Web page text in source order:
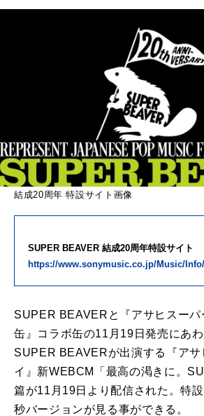
結成20周年 特設サイト画像
SUPER BEAVER 結成20周年特設サイト
https://www.sonymusic.co.jp/Music/
SUPER BEAVERと『アサヒスーパ
缶』コラボ缶の11月19日発売にあわ
SUPER BEAVERが出演する『アサ
イ』新WEBCM「最高の渇きに。
篇が11月19日より配信された。特
秒バージョンが見る事ができる。